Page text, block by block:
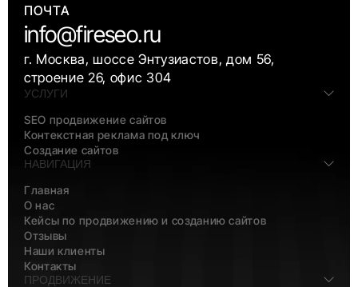
ПОЧТА
info@fireseo.ru
г. Москва, шоссе Энтузиастов, дом 56,
строение 26, офис 304
УСЛУГИ
SEO продвижение сайтов
Контекстная реклама под ключ
Создание сайтов
НАВИГАЦИЯ
Главная
О нас
Кейсы по продвижению и созданию сайтов
Отзывы
Наши клиенты
Контакты
ПРОДВИЖЕНИЕ